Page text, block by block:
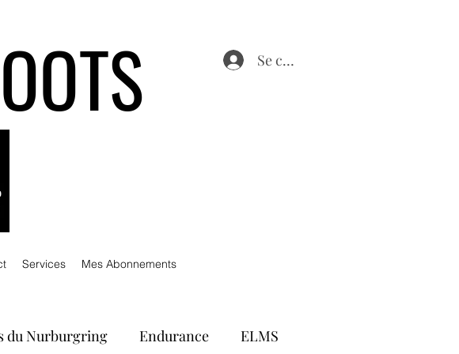
Services Mes Abonnements
Se connecter
du Nurburgring Endurance ELMS